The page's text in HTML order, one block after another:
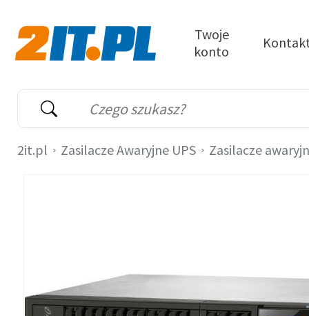
Wyszukiwarka
Słowo kluczowe
Twoje
konto
2it.pl Zasilacze Awaryjne UPS Zasilacze